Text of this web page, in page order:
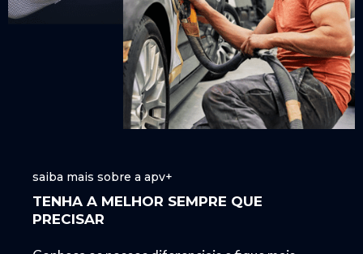
saiba mais sobre a apv+
TENHA A MELHOR SEMPRE QUE
PRECISAR